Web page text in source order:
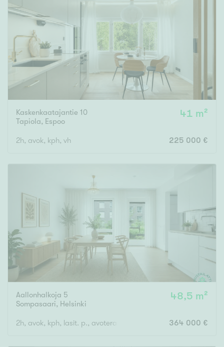
Kaskenkaatajantie 10
Tapiola, Espoo
41 m²
2h, avok, kph, vh 225 000 €
Aallonhalkoja 5
Sompasaari, Helsinki
48,5 m²
2h, avok, kph, lasit. p., avoterassi 364 000 €